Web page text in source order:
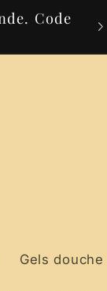
Code
Gels douche